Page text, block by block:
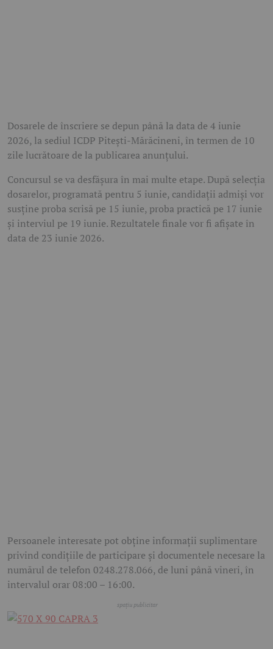
Dosarele de înscriere se depun până la data de 4 iunie
2026, la sediul ICDP Pitești-Mărăcineni, în termen de 10
zile lucrătoare de la publicarea anunțului.
Concursul se va desfășura în mai multe etape. După selecția
dosarelor, programată pentru 5 iunie, candidații admiși vor
susține proba scrisă pe 15 iunie, proba practică pe 17 iunie
și interviul pe 19 iunie. Rezultatele finale vor fi afișate în
data de 23 iunie 2026.
Persoanele interesate pot obține informații suplimentare
privind condițiile de participare și documentele necesare la
numărul de telefon 0248.278.066, de luni până vineri, în
intervalul orar 08:00 – 16:00.